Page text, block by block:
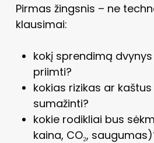
Pirmas žingsnis – ne
klausimai:
kokį sprendimą
priimti?
kokias rizikas ar
sumažinti?
kokie rodikliai bus
kaina, CO₂,